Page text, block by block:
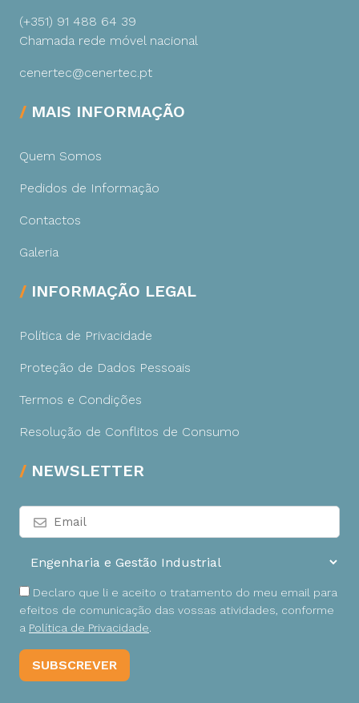
(+351) 91 488 64 39
Chamada rede móvel nacional
cenertec@cenertec.pt
MAIS INFORMAÇÃO
Quem Somos
Pedidos de Informação
Contactos
Galeria
INFORMAÇÃO LEGAL
Política de Privacidade
Proteção de Dados Pessoais
Termos e Condições
Resolução de Conflitos de Consumo
NEWSLETTER
Declaro que li e aceito o tratamento do meu email para
efeitos de comunicação das vossas atividades, conforme
a Política de Privacidade.